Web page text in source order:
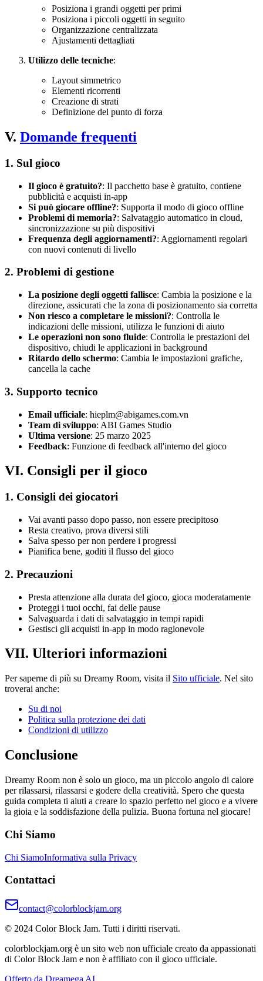
Posiziona i grandi oggetti per primi
Posiziona i piccoli oggetti in seguito
Organizzazione centralizzata
Ajustamenti dettagliati
Utilizzo delle tecniche:
Layout simmetrico
Elementi ricorrenti
Creazione di strati
Definizione del punto di forza
V. Domande frequenti
1. Sul gioco
Il gioco è gratuito?: Il pacchetto base è gratuito, contiene
pubblicità e acquisti in-app
Si può giocare offline?: Supporta il modo di gioco offline
Problemi di memoria?: Salvataggio automatico in cloud,
sincronizzazione su più dispositivi
Frequenza degli aggiornamenti?: Aggiornamenti regolari
con nuovi contenuti di livello
2. Problemi di gestione
La posizione degli oggetti fallisce: Cambia la posizione e la
direzione, assicurati che la zona di posizionamento sia corretta
Non riesco a completare le missioni?: Controlla le
indicazioni delle missioni, utilizza le funzioni di aiuto
Le operazioni non sono fluide: Controlla le prestazioni del
dispositivo, chiudi le applicazioni in background
Ritardo dello schermo: Cambia le impostazioni grafiche,
cancella la cache
3. Supporto tecnico
Email ufficiale: hieplm@abigames.com.vn
Team di sviluppo: ABI Games Studio
Ultima versione: 25 marzo 2025
Feedback: Funzione di feedback all'interno del gioco
VI. Consigli per il gioco
1. Consigli dei giocatori
Vai avanti passo dopo passo, non essere precipitoso
Resta creativo, prova diversi stili
Salva spesso per non perdere i progressi
Pianifica bene, goditi il flusso del gioco
2. Precauzioni
Presta attenzione alla durata del gioco, gioca moderatamente
Proteggi i tuoi occhi, fai delle pause
Salvaguarda i dati di salvataggio in tempi rapidi
Gestisci gli acquisti in-app in modo ragionevole
VII. Ulteriori informazioni
Per saperne di più su Dreamy Room, visita il Sito ufficiale. Nel sito
troverai anche:
Su di noi
Politica sulla protezione dei dati
Condizioni di utilizzo
Conclusione
Dreamy Room non è solo un gioco, ma un piccolo angolo di calore
per rilassarsi, rilassarsi e godere della creatività. Spero che questa
guida completa ti aiuti a creare lo spazio perfetto nel gioco e a vivere
la gioia e la soddisfazione della pulizia. Buona fortuna nel giocare!
Chi Siamo
Chi SiamoInformativa sulla Privacy
Contattaci
contact@colorblockjam.org
© 2024 Color Block Jam. Tutti i diritti riservati.
colorblockjam.org è un sito web non ufficiale creato da appassionati
di Color Block Jam e non è affiliato con il gioco ufficiale.
Offerto da Dreamega AI